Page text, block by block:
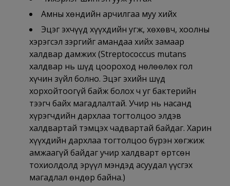
Амны хөндийн арчилгаа муу хийх
Эцэг эхчүүд хүүхдийн угж, хөхөвч, хоолны
хэрэгсэл зэргийг амандаа хийх замаар
халдвар дамжих (Streptococcus mutans
халдвар нь шүд цоороход нөлөөлөх гол
хүчин зүйл болно. Эцэг эхийн шүд
хорхойтоогүй байж болох ч уг бактерийн
тээгч байх магадлалтай. Учир нь насанд
хүрэгчдийн дархлаа тогтолцоо элдэв
халдвартай тэмцэх чадвартай байдаг. Харин
хүүхдийн дархлаа тогтолцоо бүрэн хөгжиж
амжаагүй байдаг учир халдварт өртсөн
тохиолдолд эрүүл мэндэд асуудал үүсгэх
магадлал өндөр байна.)